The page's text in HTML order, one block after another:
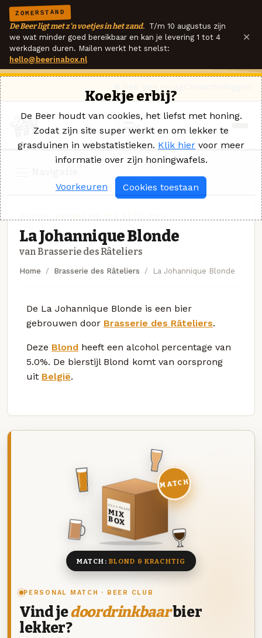
ZOMERSTAND
De Beer ligt met z'n voetjes in het zand. T/m 10 augustus zijn
we wat minder goed bereikbaar en kan je levering 1 tot 4
werkdagen duren. Mailen werkt het snelst:
hello@beerinabox.nl
×
La Johannique Blonde
van Brasserie des Râteliers
Home Brasserie des Râteliers La Johannique Blonde
De La Johannique Blonde is een bier
gebrouwen door Brasserie des Râteliers.
Deze Blond heeft een alcohol percentage van
5.0%. De bierstijl Blond komt van oorsprong
uit België.
PERSONAL MATCH · BEER CLUB
Vind jedoordrinkbaarbier
lekker?
DEZE MAAND
MIX
BOX
8 BIEREN
MATCH
MATCH: BLOND & KRACHTIG
Koekje erbij?
De Beer houdt van cookies, het liefst met honing.
Zodat zijn site super werkt en om lekker te
grasduinen in webstatistieken. Klik hier voor meer
informatie over zijn honingwafels.
Voorkeuren Cookies toestaan